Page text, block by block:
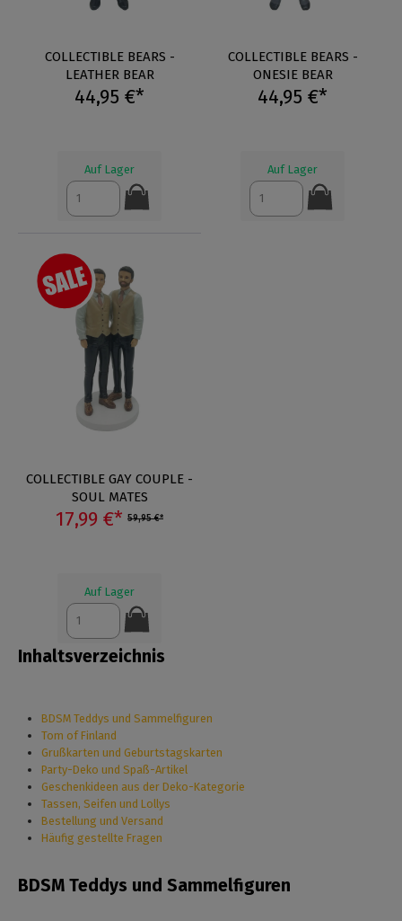
COLLECTIBLE BEARS -
LEATHER BEAR
44,95 €*
Auf Lager
COLLECTIBLE BEARS -
ONESIE BEAR
44,95 €*
Auf Lager
COLLECTIBLE GAY COUPLE -
SOUL MATES
17,99 €* 59,95 €*
Auf Lager
Inhaltsverzeichnis
BDSM Teddys und Sammelfiguren
Tom of Finland
Grußkarten und Geburtstagskarten
Party-Deko und Spaß-Artikel
Geschenkideen aus der Deko-Kategorie
Tassen, Seifen und Lollys
Bestellung und Versand
Häufig gestellte Fragen
BDSM Teddys und Sammelfiguren